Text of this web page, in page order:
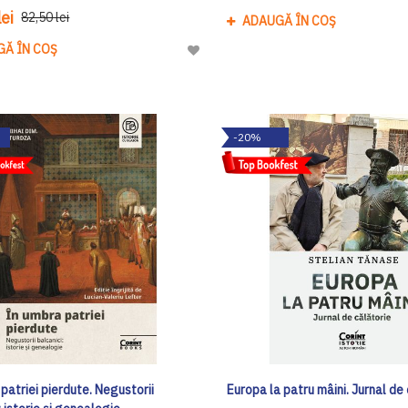
82,50 lei
ÎN COȘ
Adaugă
Dorinte
ADAUGĂ ÎN COȘ
pierdute. Negustorii
-20%
Europa la patru mâini. Jurnal